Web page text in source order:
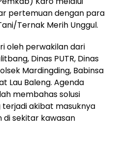
pertemuan dengan para
Ternak Merih Unggul.
oleh perwakilan dari
Dinas PUTR, Dinas
Mardingding, Babinsa
Lau Baleng. Agenda
membahas solusi
akibat masuknya
sekitar kawasan